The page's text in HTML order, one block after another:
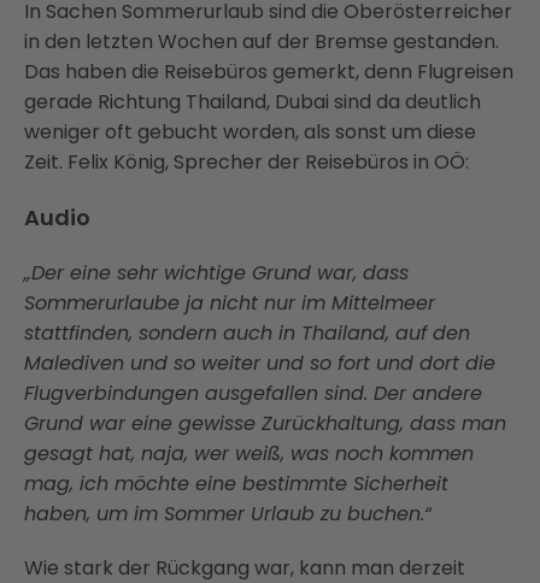
In Sachen Sommerurlaub sind die Oberösterreicher
in den letzten Wochen auf der Bremse gestanden.
Das haben die Reisebüros gemerkt, denn Flugreisen
gerade Richtung Thailand, Dubai sind da deutlich
weniger oft gebucht worden, als sonst um diese
Zeit. Felix König, Sprecher der Reisebüros in OÖ:
Audio
„Der eine sehr wichtige Grund war, dass
Sommerurlaube ja nicht nur im Mittelmeer
stattfinden, sondern auch in Thailand, auf den
Malediven und so weiter und so fort und dort die
Flugverbindungen ausgefallen sind. Der andere
Grund war eine gewisse Zurückhaltung, dass man
gesagt hat, naja, wer weiß, was noch kommen
mag, ich möchte eine bestimmte Sicherheit
haben, um im Sommer Urlaub zu buchen.“
Wie stark der Rückgang war, kann man derzeit